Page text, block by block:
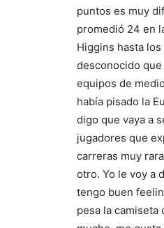
puntos es muy
promedió 24 en
Higgins hasta
desconocido
equipos de
había pisado la
digo que vaya a
jugadores que
carreras muy
otro. Yo le voy a
tengo buen
pesa la camiseta